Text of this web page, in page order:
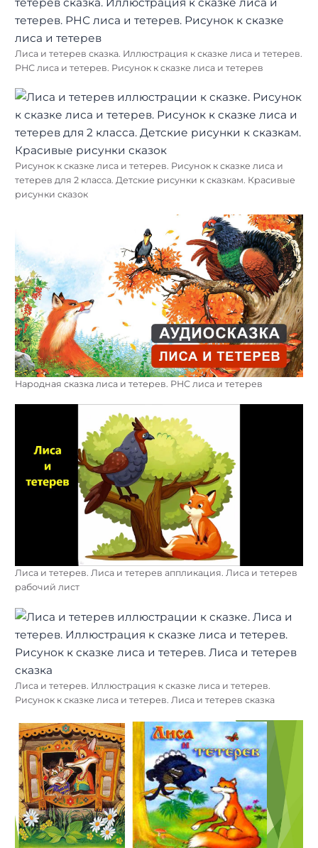
Лиса и тетерев сказка. Иллюстрация к сказке лиса и тетерев.
РНС лиса и тетерев. Рисунок к сказке лиса и тетерев
Рисунок к сказке лиса и тетерев. Рисунок к сказке лиса и
тетерев для 2 класса. Детские рисунки к сказкам. Красивые
рисунки сказок
Народная сказка лиса и тетерев. РНС лиса и тетерев
Лиса и тетерев. Лиса и тетерев аппликация. Лиса и тетерев
рабочий лист
Лиса и тетерев. Иллюстрация к сказке лиса и тетерев.
Рисунок к сказке лиса и тетерев. Лиса и тетерев сказка